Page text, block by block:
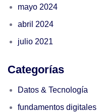
mayo 2024
abril 2024
julio 2021
Categorías
Datos & Tecnología
fundamentos digitales